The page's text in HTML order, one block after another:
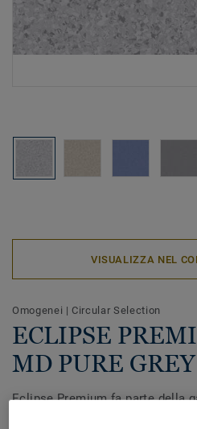
VISUALIZZA NEL
Omogenei | Circular Selection
ECLIPSE
MD PURE
Eclipse Premium fa parte della